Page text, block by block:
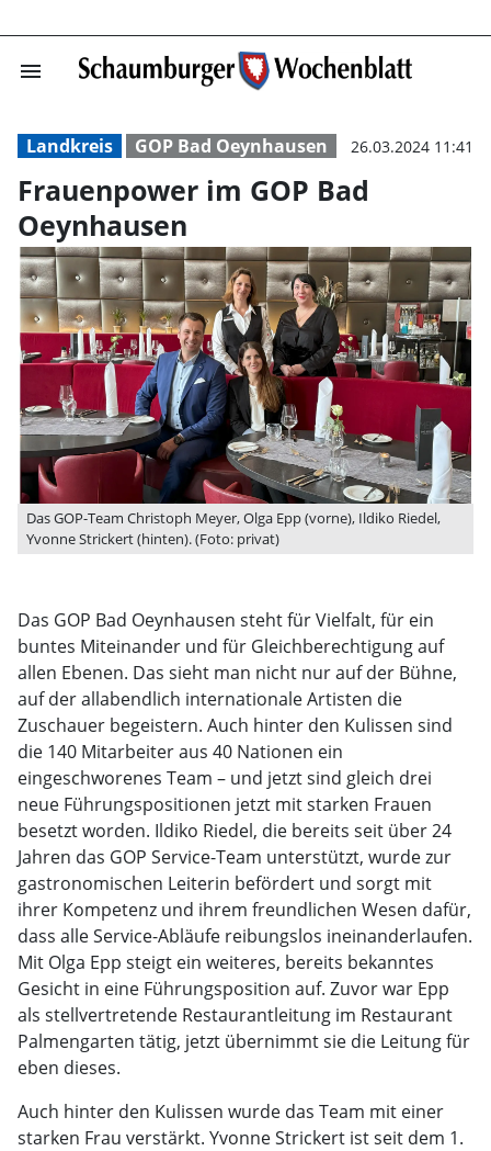
menu Frauenpower
Landkreis GOP Bad Oeynhausen 26.03.2024 11:41
Frauenpower im GOP Bad
Oeynhausen
Das GOP-Team Christoph Meyer, Olga Epp (vorne), Ildiko Riedel,
Yvonne Strickert (hinten). (Foto: privat)
Das GOP Bad Oeynhausen steht für Vielfalt, für ein
buntes Miteinander und für Gleichberechtigung auf
allen Ebenen. Das sieht man nicht nur auf der Bühne,
auf der allabendlich internationale Artisten die
Zuschauer begeistern. Auch hinter den Kulissen sind
die 140 Mitarbeiter aus 40 Nationen ein
eingeschworenes Team – und jetzt sind gleich drei
neue Führungspositionen jetzt mit starken Frauen
besetzt worden. Ildiko Riedel, die bereits seit über 24
Jahren das GOP Service-Team unterstützt, wurde zur
gastronomischen Leiterin befördert und sorgt mit
ihrer Kompetenz und ihrem freundlichen Wesen dafür,
dass alle Service-Abläufe reibungslos ineinanderlaufen.
Mit Olga Epp steigt ein weiteres, bereits bekanntes
Gesicht in eine Führungsposition auf. Zuvor war Epp
als stellvertretende Restaurantleitung im Restaurant
Palmengarten tätig, jetzt übernimmt sie die Leitung für
eben dieses.
Auch hinter den Kulissen wurde das Team mit einer
starken Frau verstärkt. Yvonne Strickert ist seit dem 1.